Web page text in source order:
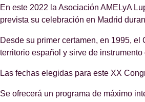
En este 2022 la Asociación AMELyA
prevista su celebración en Madrid
Desde su primer certamen, en 1995,
territorio español y sirve de
Las fechas elegidas para este XX
Se ofrecerá un programa de máximo